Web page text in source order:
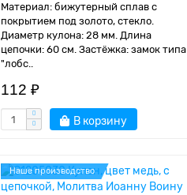
Материал: бижутерный сплав с
покрытием под золото, стекло.
Диаметр кулона: 28 мм. Длина
цепочки: 60 см. Застёжка: замок типа
"лобс..
112 ₽
В корзину
Наше производство